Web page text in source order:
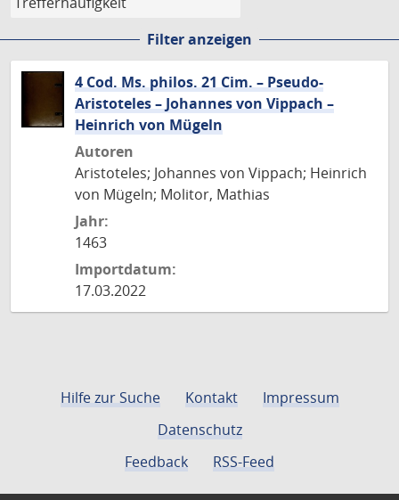
Filter anzeigen
4 Cod. Ms. philos. 21 Cim. – Pseudo-
Aristoteles – Johannes von Vippach –
Heinrich von Mügeln
Autoren
Aristoteles; Johannes von Vippach; Heinrich
von Mügeln; Molitor, Mathias
Jahr:
1463
Importdatum:
17.03.2022
Hilfe zur Suche Kontakt
Impressum
Datenschutz
Feedback
RSS-Feed